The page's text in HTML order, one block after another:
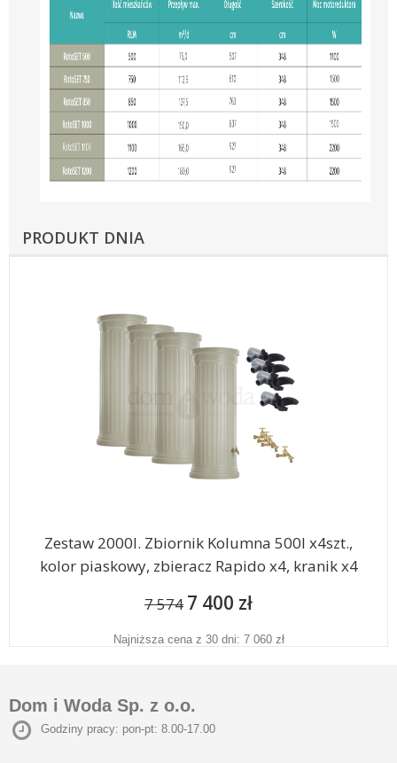
PRODUKT DNIA
Zestaw 2000l. Zbiornik Kolumna 500l x4szt.,
kolor piaskowy, zbieracz Rapido x4, kranik x4
7 574 7 400 zł
Najniższa cena z 30 dni: 7 060 zł
Dom i Woda Sp. z o.o.
Godziny pracy: pon-pt: 8.00-17.00